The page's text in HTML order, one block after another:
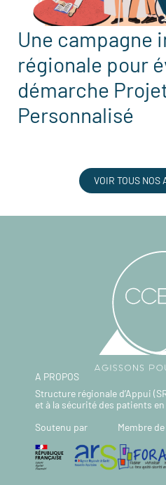
Une campagne
régionale pour
démarche
Personnalisé
VOIR TOUS NOS
A PROPOS
Structure régionale d’Appui
et à la sécurité des patients
Soutenu par
Membre de